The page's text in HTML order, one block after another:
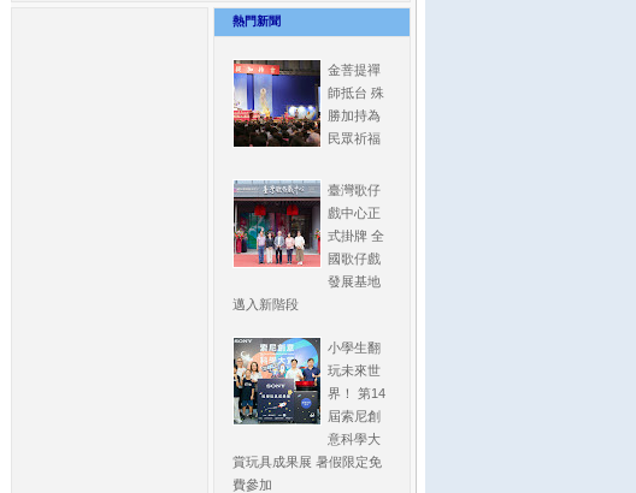
熱門新聞
金菩提禪
師抵台 殊
勝加持為
民眾祈福
臺灣歌仔
戲中心正
式掛牌 全
國歌仔戲
發展基地
邁入新階段
小學生翻
玩未來世
界！ 第14
屆索尼創
意科學大
賞玩具成果展 暑假限定免
費參加